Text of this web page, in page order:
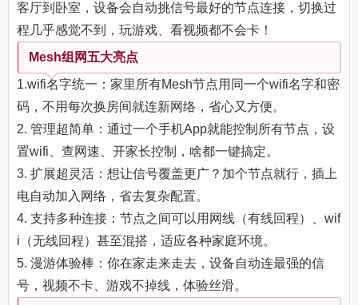
客厅到卧室，设备会自动挑信号最好的节点连接，切换过
程几乎感觉不到，玩游戏、看视频都不会卡！
Mesh组网五大亮点
1.wifi名字统一：家里所有Mesh节点用同一个wifi名字和密
码，不用每次换房间就连新网络，省心又方便。
2. 管理超简单：通过一个手机App就能控制所有节点，设
置wifi、查网速、开家长控制，啥都一键搞定。
3. 扩展超灵活：想让信号覆盖更广？加个节点就行，插上
电自动加入网络，省去复杂配置。
4. 支持多种连接：节点之间可以用网线（有线回程）、wif
i（无线回程）甚至混搭，适应各种家庭环境。
5. 漫游体验棒：你在家走来走去，设备自动连最强的信
号，视频不卡、游戏不掉线，体验丝滑。